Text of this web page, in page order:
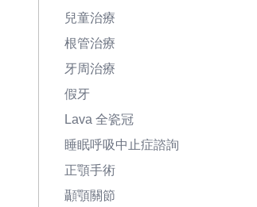
兒童治療
根管治療
牙周治療
假牙
Lava 全瓷冠
睡眠呼吸中止症諮詢
正顎手術
顳顎關節